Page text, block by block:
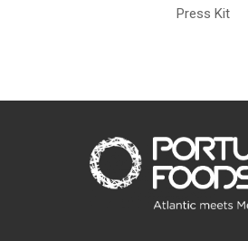
Press Kit